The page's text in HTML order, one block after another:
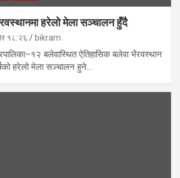
हरेलो मेला सञ्चालन हुँदै
१८:२६ bikram
बलेवास्थित ऐतिहासिक बलेवा भैरवस्थान
हरेलो मेला सञ्चालन हुने…